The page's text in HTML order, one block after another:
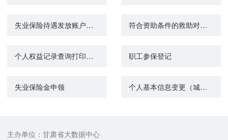
失业保险待遇发放账户维护申请 符合资助条件的救助对象参加城乡居民基本医疗保险个人缴费补贴
个人权益记录查询打印（机关事业单位养老保险） 职工参保登记
失业保险金申领 个人基本信息变更（城镇企业职工基本养老保险）
主办单位：甘肃省大数据中心